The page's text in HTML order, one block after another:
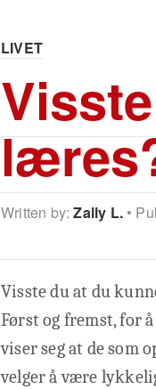
LIVET
Written by:Zally L.
Visste du at du
Først og fremst, for
viser seg at de som
velger å være